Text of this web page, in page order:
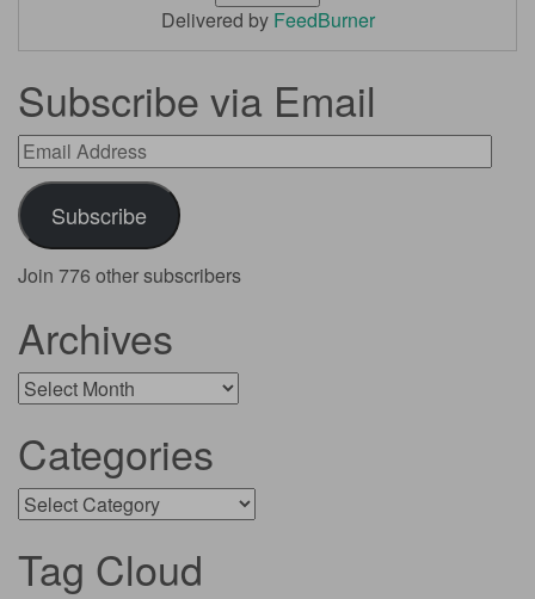
Delivered by FeedBurner
Subscribe via Email
Email
Address
Subscribe
Join 776 other subscribers
Archives
Archives
Categories
Categories
Tag Cloud